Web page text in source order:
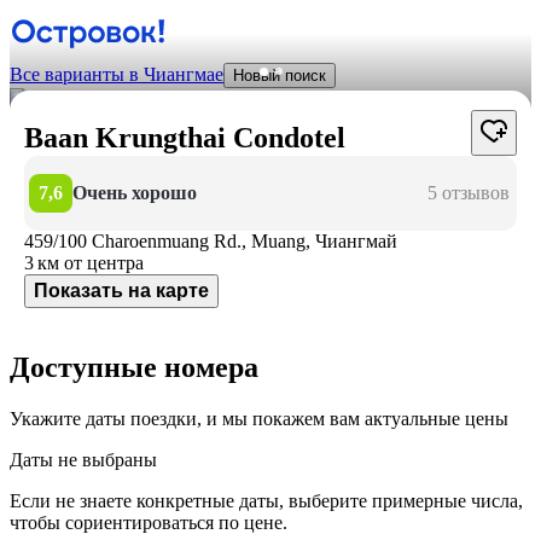
Все варианты в Чиангмае Новый поиск
Baan Krungthai Condotel
7,6 Очень хорошо 5 отзывов
459/100 Charoenmuang Rd., Muang, Чиангмай
3 км от центра
Показать на карте
Доступные номера
Укажите даты поездки, и мы покажем вам актуальные цены
Даты не выбраны
Если не знаете конкретные даты, выберите примерные числа,
чтобы сориентироваться по цене.